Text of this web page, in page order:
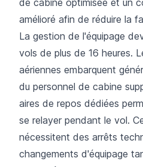
amélioré afin de réduire la
La gestion de l'équipage
vols de plus de 16 heures.
aériennes embarquent
du personnel de cabine
aires de repos dédiées
se relayer pendant le vol.
nécessitent des arrêts
changements d'équipage